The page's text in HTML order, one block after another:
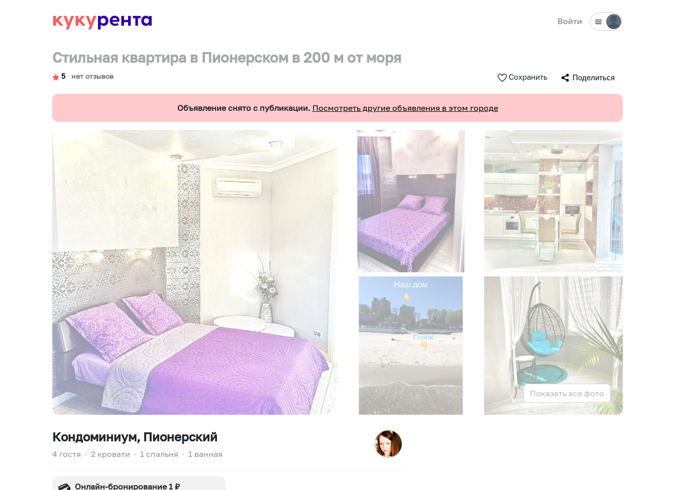
Войти
Стильная квартира в Пионерском в 200 м от моря
5 ∙ нет отзывов Сохранить Поделиться
Объявление снято с публикации. Посмотреть другие объявления в этом городе
Показать все фото
Кондоминиум, Пионерский
4 гостя ∙ 2 кровати ∙ 1 спальня ∙ 1 ванная
Онлайн-бронирование 1 ₽